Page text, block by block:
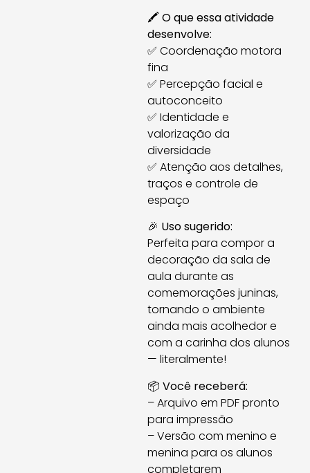
🖍️O que essa atividade
desenvolve:
✅ Coordenação motora
fina
✅ Percepção facial e
autoconceito
✅ Identidade e
valorização da
diversidade
✅ Atenção aos detalhes,
traços e controle de
espaço
🎉 Uso sugerido:
Perfeita para compor a
decoração da sala de
aula durante as
comemorações juninas,
tornando o ambiente
ainda mais acolhedor e
com a carinha dos alunos
— literalmente!
📦 Você receberá:
– Arquivo em PDF pronto
para impressão
– Versão com menino e
menina para os alunos
completarem